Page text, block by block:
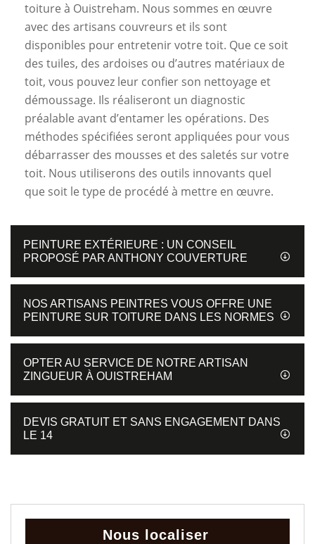
toiture à Ouistreham. Nous sommes en œuvre
avec des artisans couvreurs et ils sont
disponibles pour entretenir votre toit. Que ce soit
des tuiles, des ardoises ou d’autres matériaux de
toit, vous pouvez leur confier son nettoyage et
démoussage. Ils réaliseront un diagnostic
préalable avant d’entamer les opérations. Des
méthodes spécifiées seront appliquées pour vous
débarrasser des mousses et des saletés sur votre
toit. Nous utiliserons des outils innovants quel
que soit le type de procédé à mettre en œuvre.
PEINTURE EXTÉRIEURE : UN CONSEIL
PROPOSÉ PAR ANTHONY COUVERTURE
NOS ARTISANS PEINTRES VOUS OFFRE UNE
PEINTURE SUR TOITURE DANS LES NORMES
OPTER AU SERVICE DE NOTRE ARTISAN
ZINGUEUR À OUISTREHAM
DEVIS GRATUIT ET SANS ENGAGEMENT DANS
LE 14
Nous localiser